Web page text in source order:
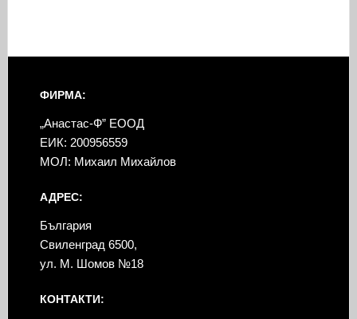
ФИРМА:
„Анастас-Ф” ЕООД
ЕИК: 200956559
МОЛ: Михаил Михайлов
АДРЕС:
България
Свиленград 6500,
ул. М. Шомов №18
КОНТАКТИ: